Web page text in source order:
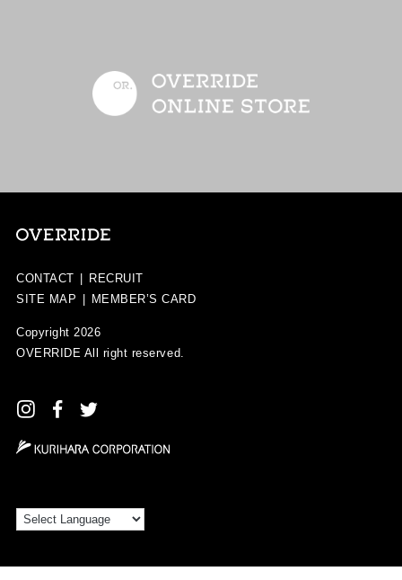
CONTACT
RECRUIT
SITE MAP
MEMBER’S CARD
Copyright 2026
OVERRIDE All right reserved.